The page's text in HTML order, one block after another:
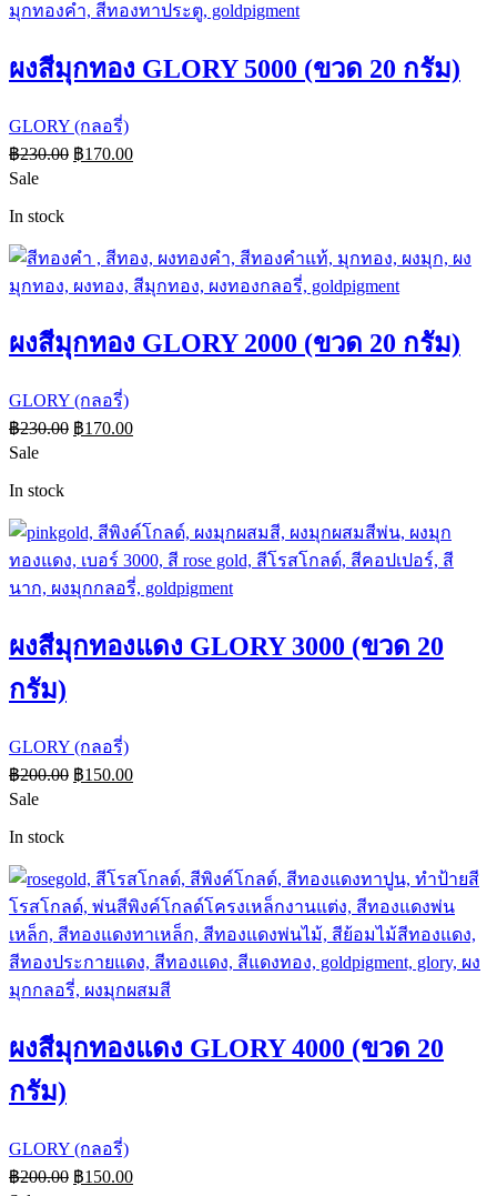
ผงสีมุกทอง GLORY 5000 (ขวด 20 กรัม)
GLORY (กลอรี่)
฿230.00 ฿170.00
Sale
In stock
ผงสีมุกทอง GLORY 2000 (ขวด 20 กรัม)
GLORY (กลอรี่)
฿230.00 ฿170.00
Sale
In stock
ผงสีมุกทองแดง GLORY 3000 (ขวด 20
กรัม)
GLORY (กลอรี่)
฿200.00 ฿150.00
Sale
In stock
ผงสีมุกทองแดง GLORY 4000 (ขวด 20
กรัม)
GLORY (กลอรี่)
฿200.00 ฿150.00